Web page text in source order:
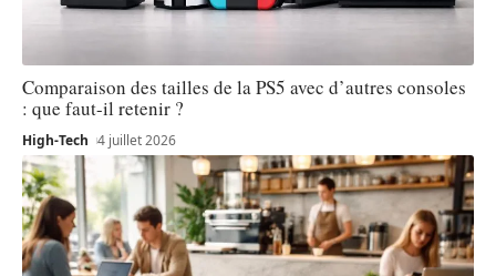
Comparaison des tailles de la PS5 avec d’autres consoles
: que faut-il retenir ?
High-Tech 4 juillet 2026